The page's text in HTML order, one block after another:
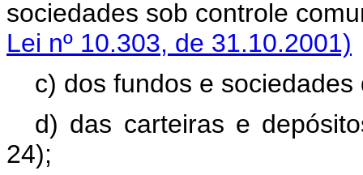
sociedades sob
Lei nº 10.303, de 31.10.2001)
c) dos fundos e
d) das carteiras e
24);